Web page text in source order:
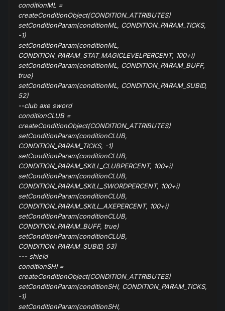
conditionML =
createConditionObject(CONDITION_ATTRIBUTES)
setConditionParam(conditionML, CONDITION_PARAM_TICKS,
-1)
setConditionParam(conditionML,
CONDITION_PARAM_STAT_MAGICLEVELPERCENT, 100+i)
setConditionParam(conditionML, CONDITION_PARAM_BUFF,
true)
setConditionParam(conditionML, CONDITION_PARAM_SUBID,
52)
--club axe sword
conditionCLUB=
createConditionObject(CONDITION_ATTRIBUTES)
setConditionParam(conditionCLUB,
CONDITION_PARAM_TICKS, -1)
setConditionParam(conditionCLUB,
CONDITION_PARAM_SKILL_CLUBPERCENT, 100+i)
setConditionParam(conditionCLUB,
CONDITION_PARAM_SKILL_SWORDPERCENT, 100+i)
setConditionParam(conditionCLUB,
CONDITION_PARAM_SKILL_AXEPERCENT, 100+i)
setConditionParam(conditionCLUB,
CONDITION_PARAM_BUFF, true)
setConditionParam(conditionCLUB,
CONDITION_PARAM_SUBID, 53)
--- shield
conditionSHI=
createConditionObject(CONDITION_ATTRIBUTES)
setConditionParam(conditionSHI, CONDITION_PARAM_TICKS,
-1)
setConditionParam(conditionSHI,